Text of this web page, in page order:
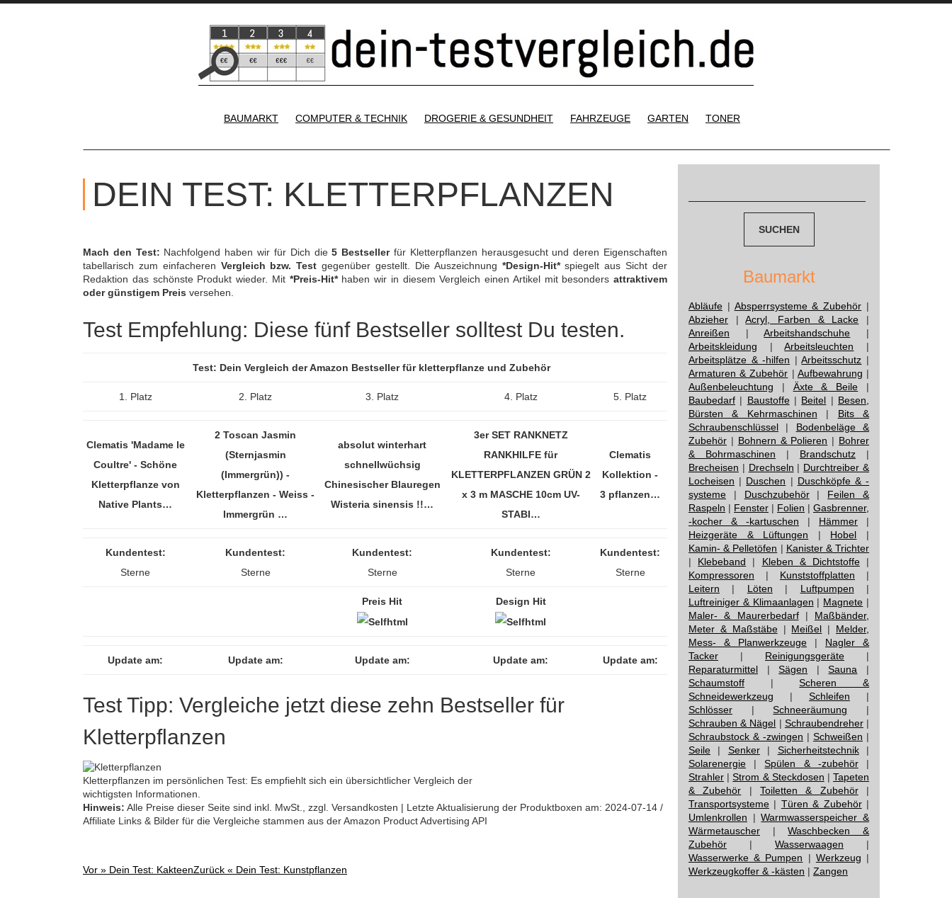
BAUMARKT
COMPUTER & TECHNIK DROGERIE & GESUNDHEIT FAHRZEUGE GARTEN TONER
DEIN TEST: KLETTERPFLANZEN
Mach den Test: Nachfolgend haben wir für Dich die5 Bestsellerfür Kletterpflanzen herausgesucht und deren Eigenschaften
tabellarisch zum einfacheren Vergleich bzw. Test gegenüber gestellt. Die Auszeichnung *Design-Hit*spiegelt aus Sicht der
Redaktion das schönste Produkt wieder. Mit *Preis-Hit*haben wir in diesem Vergleich einen Artikel mit besonders attraktivem
oder günstigem Preis versehen.
Test Empfehlung: Diese fünf Bestseller solltest Du testen.
Test: Dein Vergleich der Amazon Bestseller für kletterpflanze und Zubehör
1. Platz 2. Platz 3. Platz 4. Platz 5. Platz
Clematis 'Madame le
Coultre' - Schöne
Kletterpflanze von
Native Plants…
2 Toscan Jasmin
(Sternjasmin
(Immergrün)) -
Kletterpflanzen - Weiss -
Immergrün …
absolut winterhart
schnellwüchsig
Chinesischer Blauregen
Wisteria sinensis !!…
3er SET RANKNETZ
RANKHILFE für
KLETTERPFLANZEN GRÜN 2
x 3 m MASCHE 10cm UV-
STABI…
Clematis
Kollektion -
3 pflanzen…
Kundentest:
Sterne
Kundentest:
Sterne
Kundentest:
Sterne
Kundentest:
Sterne
Kundentest:
Sterne
Preis Hit Design Hit
Update am: Update am: Update am: Update am: Update am:
Test Tipp: Vergleiche jetzt diese zehn Bestseller für
Kletterpflanzen
Kletterpflanzen im persönlichen Test: Es empfiehlt sich ein übersichtlicher Vergleich der
wichtigsten Informationen.
Hinweis: Alle Preise dieser Seite sind inkl. MwSt., zzgl. Versandkosten | Letzte Aktualisierung der Produktboxen am: 2024-07-14 /
Affiliate Links & Bilder für die Vergleiche stammen aus der Amazon Product Advertising API
Post
Vor » Dein Test: KakteenZurück « Dein Test: Kunstpflanzen
Baumarkt
Abläufe | Absperrsysteme & Zubehör |
Abzieher |Acryl, Farben & Lacke |
Anreißen |Arbeitshandschuhe |
Arbeitskleidung |Arbeitsleuchten |
Arbeitsplätze & -hilfen |Arbeitsschutz |
Armaturen & Zubehör | Aufbewahrung |
Außenbeleuchtung | Äxte & Beile |
Baubedarf | Baustoffe| Beitel | Besen,
Bürsten & Kehrmaschinen | Bits &
Schraubenschlüssel | Bodenbeläge &
Zubehör | Bohnern & Polieren | Bohrer
& Bohrmaschinen | Brandschutz |
Brecheisen | Drechseln | Durchtreiber &
Locheisen | Duschen | Duschköpfe & -
systeme | Duschzubehör| Feilen &
Raspeln | Fenster | Folien | Gasbrenner,
-kocher & -kartuschen | Hämmer |
Heizgeräte & Lüftungen | Hobel |
Kamin- & Pelletöfen | Kanister & Trichter
| Klebeband | Kleben & Dichtstoffe|
Kompressoren | Kunststoffplatten |
Leitern | Löten | Luftpumpen |
Luftreiniger & Klimaanlagen | Magnete |
Maler- & Maurerbedarf| Maßbänder,
Meter & Maßstäbe| Meißel | Melder,
Mess- & Planwerkzeuge | Nagler &
Tacker | Reinigungsgeräte |
Reparaturmittel |Sägen |Sauna |
Schaumstoff |Scheren &
Schneidewerkzeug | Schleifen |
Schlösser |Schneeräumung |
Schrauben & Nägel | Schraubendreher|
Schraubstock & -zwingen | Schweißen |
Seile | Senker| Sicherheitstechnik|
Solarenergie |Spülen & -zubehör|
Strahler |Strom & Steckdosen |Tapeten
& Zubehör |Toiletten & Zubehör|
Transportsysteme | Türen & Zubehör|
Umlenkrollen |Warmwasserspeicher &
Wärmetauscher |Waschbecken &
Zubehör | Wasserwaagen |
Wasserwerke & Pumpen | Werkzeug |
Werkzeugkoffer & -kästen | Zangen